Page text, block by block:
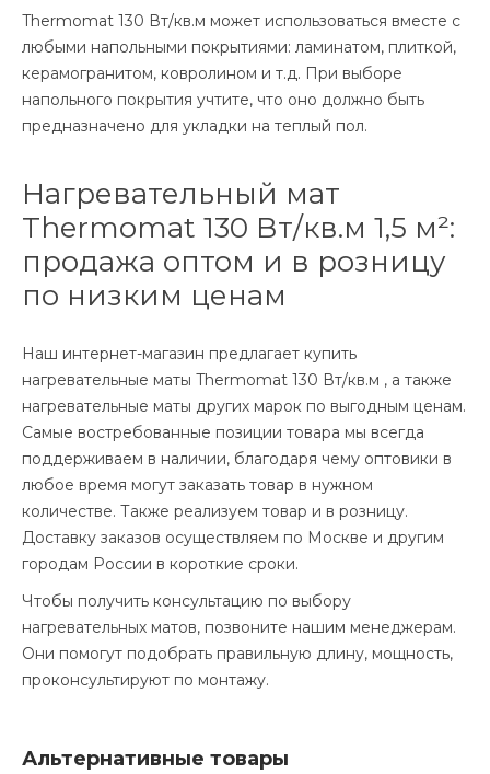
Thermomat 130 Вт/кв.м может использоваться вместе с
любыми напольными покрытиями: ламинатом, плиткой,
керамогранитом, ковролином и т.д. При выборе
напольного покрытия учтите, что оно должно быть
предназначено для укладки на теплый пол.
Нагревательный мат
Thermomat 130 Вт/кв.м 1,5 м²:
продажа оптом и в розницу
по низким ценам
Наш интернет-магазин предлагает купить
нагревательные маты Thermomat 130 Вт/кв.м , а также
нагревательные маты других марок по выгодным ценам.
Самые востребованные позиции товара мы всегда
поддерживаем в наличии, благодаря чему оптовики в
любое время могут заказать товар в нужном
количестве. Также реализуем товар и в розницу.
Доставку заказов осуществляем по Москве и другим
городам России в короткие сроки.
Чтобы получить консультацию по выбору
нагревательных матов, позвоните нашим менеджерам.
Они помогут подобрать правильную длину, мощность,
проконсультируют по монтажу.
Альтернативные товары